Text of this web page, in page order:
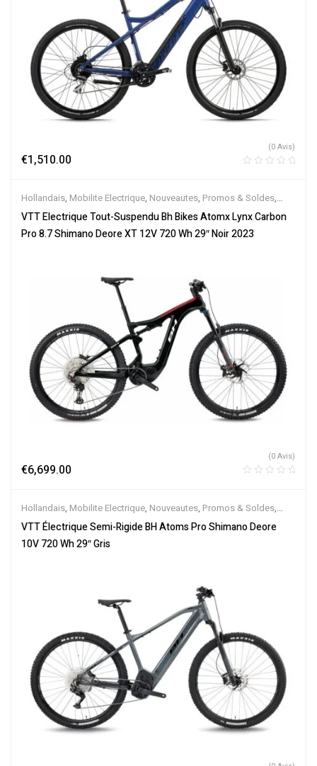
€1,510.00
(0 Avis)
Hollandais, Mobilite Electrique, Nouveautes, Promos & Soldes,
Tout-Suspendus,Vélo électrique ville,Velos Electriques,VTT
Électriques
VTT Electrique Tout-Suspendu Bh Bikes Atomx Lynx Carbon
Pro 8.7 Shimano Deore XT 12V 720 Wh 29″ Noir 2023
€6,699.00
(0 Avis)
Hollandais, Mobilite Electrique, Nouveautes, Promos & Soldes,
Semi-Rigides,Vélo électrique ville ,Velos Electriques,VTT
Électriques
VTT Électrique Semi-Rigide BH Atoms Pro Shimano Deore
10V 720 Wh 29″ Gris